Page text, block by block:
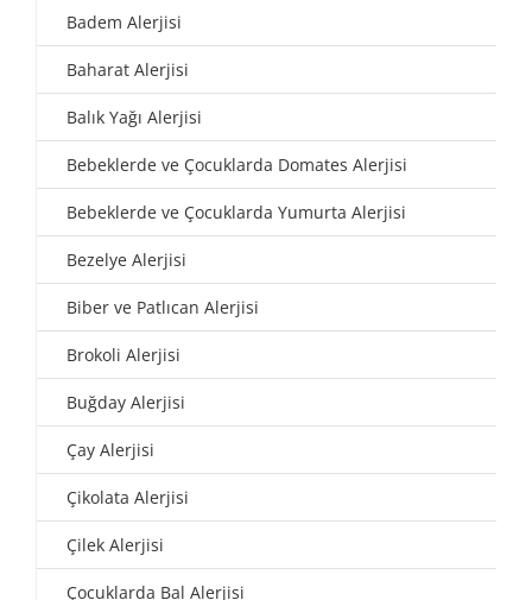
Badem Alerjisi
Baharat Alerjisi
Balık Yağı Alerjisi
Bebeklerde ve Çocuklarda Domates Alerjisi
Bebeklerde ve Çocuklarda Yumurta Alerjisi
Bezelye Alerjisi
Biber ve Patlıcan Alerjisi
Brokoli Alerjisi
Buğday Alerjisi
Çay Alerjisi
Çikolata Alerjisi
Çilek Alerjisi
Çocuklarda Bal Alerjisi